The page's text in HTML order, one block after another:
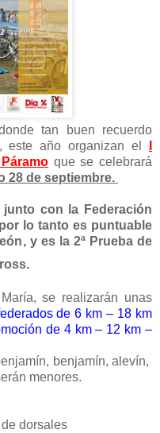
tan buen recuerdo
este año organizan el
que se celebrará
28 de septiembre.
junto con la Federación
lo tanto es puntuable
y es la 2ª Prueba de
se realizarán unas
de 6 km – 18 km
de 4 km – 12 km –
benjamín, alevín,
menores.
dorsales